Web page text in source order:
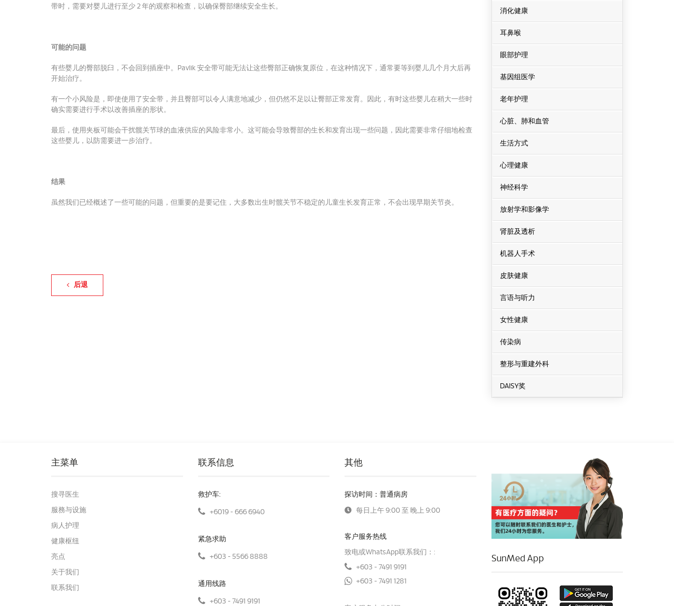
带时，需要对婴儿进行至少 2 年的观察和检查，以确保臀部继续安全生长。
可能的问题
有些婴儿的臀部脱臼，不会回到插座中。
Pavlik 安全带可能无法让这些臀部正确恢复原位，在这种情况下，通常要等到婴儿几个月大后再
开始治疗。
有一个小风险是，即使使用了安全带，并且臀部可以令人满意地减少，但仍然不足以让臀部正常发育。
因此，有时这些婴儿在稍大一些时
确实需要进行手术以改善插座的形状。
最后，使用夹板可能会干扰髋关节球的血液供应的风险非常小。 这可能会导致臀部的生长和发育出现一些问题，因此需要非常仔细地检查
这些婴儿，以防需要进一步治疗。
结果
虽然我们已经概述了一些可能的问题，但重要的是要记住，大多数出生时髋关节不稳定的儿童生长发育正常，不会出现早期关节炎。
后退
消化健康
耳鼻喉
眼部护理
基因组医学
老年护理
心脏、肺和血管
生活方式
心理健康
神经科学
放射学和影像学
肾脏及透析
机器人手术
皮肤健康
言语与听力
女性健康
传染病
整形与重建外科
DAISY奖
主菜单
搜寻医生
服務与设施
病人护理
健康枢纽
亮点
关于我们
联系我们
联系信息
救护车:
+6019 - 666 6940
紧急求助
+603 - 5566 8888
通用线路
+603 - 7491 9191
其他
探访时间：普通病房
每日上午 9:00 至 晚上 9:00
客户服务热线
致电或WhatsApp联系我们：:
+603 - 7491 9191
+603 - 7491 1281
SunMed App